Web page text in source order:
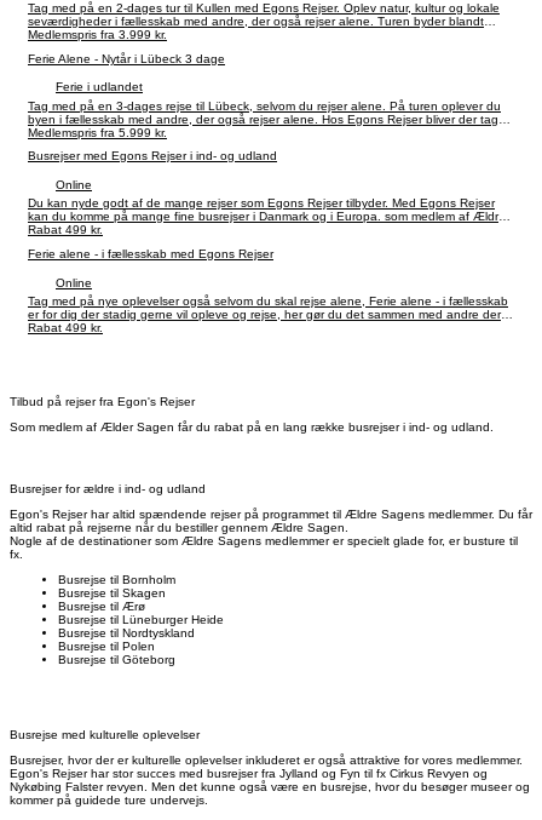
Tag med på en 2-dages tur til Kullen med Egons Rejser. Oplev natur, kultur og lokale
seværdigheder i fællesskab med andre, der også rejser alene. Turen byder blandt
andet på guidede oplevelser, kystbyer, historiske omgivelser og lokale smagsoplevelser
Medlemspris fra 3.999 kr.
Ferie Alene - Nytår i Lübeck 3 dage
Ferie i udlandet
Tag med på en 3-dages rejse til Lübeck, selvom du rejser alene. På turen oplever du
byen i fællesskab med andre, der også rejser alene. Hos Egons Rejser bliver der taget
hånd om dig hele vejen. Spar 499 kr. som medlem af Ældre Sagen.
Medlemspris fra 5.999 kr.
Busrejser med Egons Rejser i ind- og udland
Online
Du kan nyde godt af de mange rejser som Egons Rejser tilbyder. Med Egons Rejser
kan du komme på mange fine busrejser i Danmark og i Europa. som medlem af Ældre
Sagen får du altid rabat.
Rabat 499 kr.
Ferie alene - i fællesskab med Egons Rejser
Online
Tag med på nye oplevelser også selvom du skal rejse alene, Ferie alene - i fællesskab
er for dig der stadig gerne vil opleve og rejse, her gør du det sammen med andre der
også rejser alene. Hos Egons Rejser bliver der taget hånd om dig hele vejen.
Rabat 499 kr.
Tilbud på rejser fra Egon's Rejser
Som medlem af Ælder Sagen får du rabat på en lang række busrejser i ind- og udland.
Busrejser for ældre i ind- og udland
Egon's Rejser har altid spændende rejser på programmet til Ældre Sagens medlemmer. Du får
altid rabat på rejserne når du bestiller gennem Ældre Sagen.
Nogle af de destinationer som Ældre Sagens medlemmer er specielt glade for, er busture til
fx.
Busrejse til Bornholm
Busrejse til Skagen
Busrejse til Ærø
Busrejse til Lüneburger Heide
Busrejse til Nordtyskland
Busrejse til Polen
Busrejse til Göteborg
Busrejse med kulturelle oplevelser
Busrejser, hvor der er kulturelle oplevelser inkluderet er også attraktive for vores medlemmer.
Egon's Rejser har stor succes med busrejser fra Jylland og Fyn til fx Cirkus Revyen og
Nykøbing Falster revyen. Men det kunne også være en busrejse, hvor du besøger museer og
kommer på guidede ture undervejs.